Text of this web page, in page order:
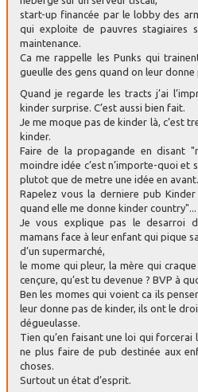
start-up financée par le lobby des
qui exploite de pauvres stagiaires
maintenance.
Ca me rappelle les Punks qui
gueulle des gens quand on leur donne
Quand je regarde les tracts j’ai
kinder surprise. C’est aussi bien fait.
Je me moque pas de kinder là, c’est
kinder.
Faire de la propagande en disant
moindre idée c’est n’importe-quoi et
plutot que de metre une idée en avant.
Rapelez vous la derniere pub
quand elle me donne kinder country"...
Je vous explique pas le desarroi
mamans face à leur enfant qui pique
d’un supermarché,
le mome qui pleur, la mère qui
cençure, qu’est tu devenue ? BVP à
Ben les momes qui voient ca ils
leur donne pas de kinder, ils ont le
dégueulasse.
Tien qu’en faisant une loi qui
ne plus faire de pub destinée aux
choses.
Surtout un état d’esprit.